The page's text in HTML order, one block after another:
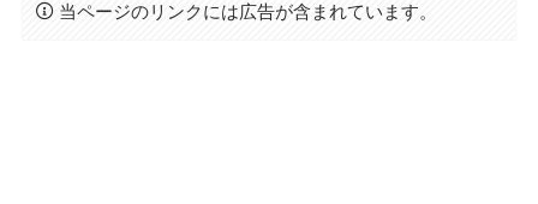
当ページのリンクには広告が含まれています。